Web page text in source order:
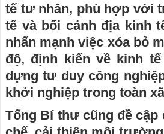
tế tư nhân, phù hợp với
tế và bối cảnh địa kinh
nhấn mạnh việc xóa bỏ
độ, định kiến về kinh
dựng tư duy công
khởi nghiệp trong toàn
Tổng Bí thư cũng đề cập